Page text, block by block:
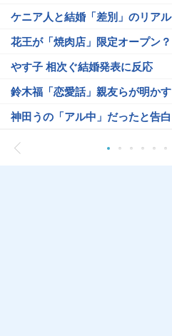
ケニア人と結婚「差別」のリアル
花王が「焼肉店」限定オープン？
やす子 相次ぐ結婚発表に反応
鈴木福「恋愛話」親友らが明かす
神田うの「アル中」だったと告白